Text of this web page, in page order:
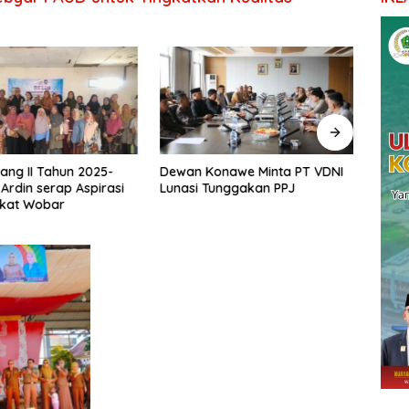
II Tahun 2025-
Ardin serap Aspirasi
Wobar
Dewan Konawe Minta PT VDNI
Lunasi Tunggakan PPJ